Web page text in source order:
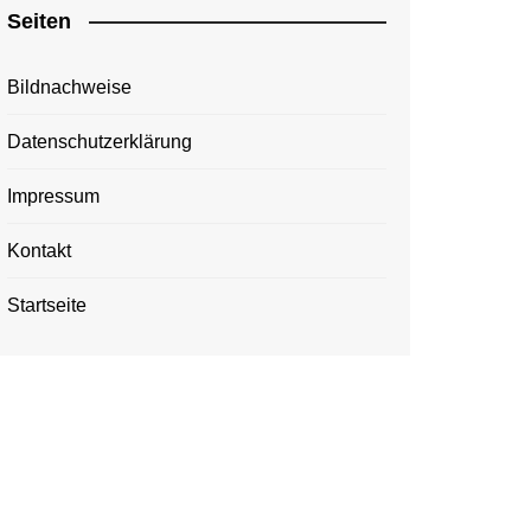
Seiten
Bildnachweise
Datenschutzerklärung
Impressum
Kontakt
Startseite